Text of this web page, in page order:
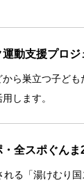
動支援プロジ
から巣立つ子ど
します。
全スポぐんま
れる「湯けむり